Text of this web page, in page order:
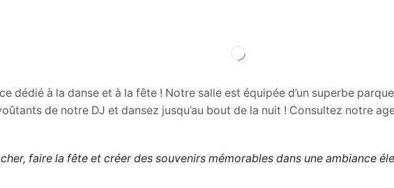
dédié à la danse et à la fête ! Notre salle est équipée d’un superbe
de notre DJ et dansez jusqu’au bout de la nuit ! Consultez notre
faire la fête et créer des souvenirs mémorables dans une ambiance